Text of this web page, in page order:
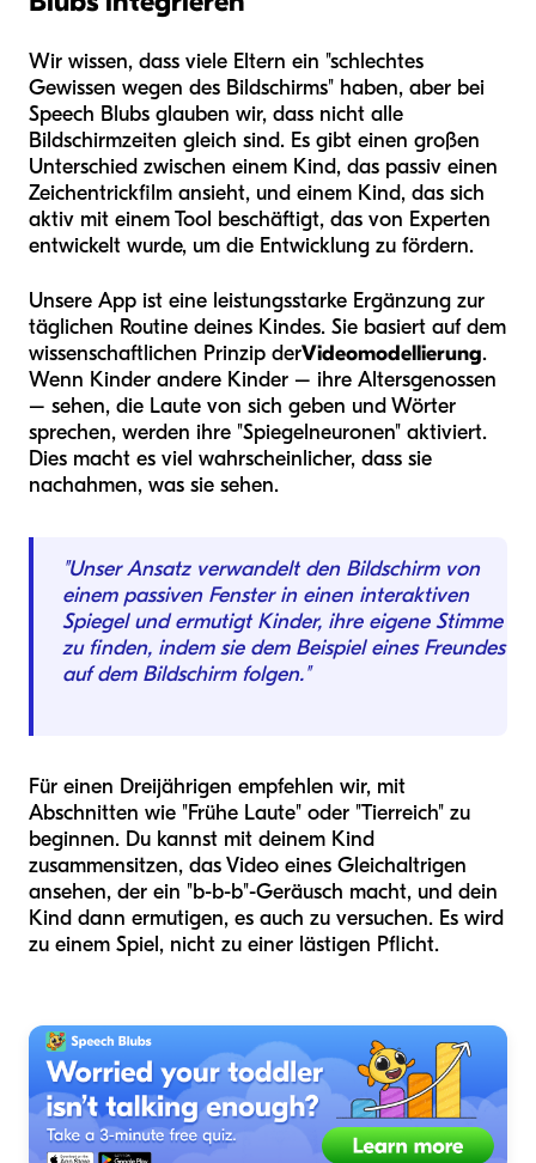
Wir wissen, dass viele Eltern ein "schlechtes
Gewissen wegen des Bildschirms" haben, aber bei
Speech Blubs glauben wir, dass nicht alle
Bildschirmzeiten gleich sind. Es gibt einen großen
Unterschied zwischen einem Kind, das passiv einen
Zeichentrickfilm ansieht, und einem Kind, das sich
aktiv mit einem Tool beschäftigt, das von Experten
entwickelt wurde, um die Entwicklung zu fördern.
Unsere App ist eine leistungsstarke Ergänzung zur
täglichen Routine deines Kindes. Sie basiert auf dem
wissenschaftlichen Prinzip derVideomodellierung.
Wenn Kinder andere Kinder – ihre Altersgenossen
– sehen, die Laute von sich geben und Wörter
sprechen, werden ihre "Spiegelneuronen" aktiviert.
Dies macht es viel wahrscheinlicher, dass sie
nachahmen, was sie sehen.
"Unser Ansatz verwandelt den Bildschirm von
einem passiven Fenster in einen interaktiven
Spiegel und ermutigt Kinder, ihre eigene Stimme
zu finden, indem sie dem Beispiel eines Freundes
auf dem Bildschirm folgen."
Für einen Dreijährigen empfehlen wir, mit
Abschnitten wie "Frühe Laute" oder "Tierreich" zu
beginnen. Du kannst mit deinem Kind
zusammensitzen, das Video eines Gleichaltrigen
ansehen, der ein "b-b-b"-Geräusch macht, und dein
Kind dann ermutigen, es auch zu versuchen. Es wird
zu einem Spiel, nicht zu einer lästigen Pflicht.